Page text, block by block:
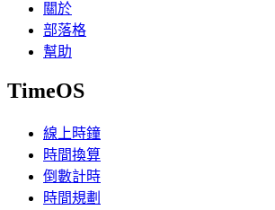
關於
部落格
幫助
TimeOS
線上時鐘
時間換算
倒數計時
時間規劃